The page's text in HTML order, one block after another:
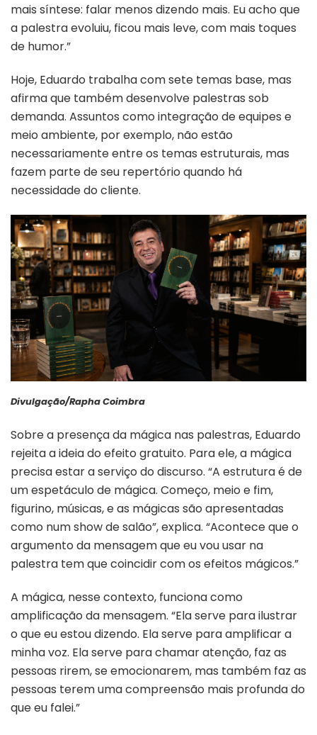
mais síntese: falar menos dizendo mais. Eu acho que
a palestra evoluiu, ficou mais leve, com mais toques
de humor.”
Hoje, Eduardo trabalha com sete temas base, mas
afirma que também desenvolve palestras sob
demanda. Assuntos como integração de equipes e
meio ambiente, por exemplo, não estão
necessariamente entre os temas estruturais, mas
fazem parte de seu repertório quando há
necessidade do cliente.
Divulgação/Rapha Coimbra
Sobre a presença da mágica nas palestras, Eduardo
rejeita a ideia do efeito gratuito. Para ele, a mágica
precisa estar a serviço do discurso. “A estrutura é de
um espetáculo de mágica. Começo, meio e fim,
figurino, músicas, e as mágicas são apresentadas
como num show de salão”, explica. “Acontece que o
argumento da mensagem que eu vou usar na
palestra tem que coincidir com os efeitos mágicos.”
A mágica, nesse contexto, funciona como
amplificação da mensagem. “Ela serve para ilustrar
o que eu estou dizendo. Ela serve para amplificar a
minha voz. Ela serve para chamar atenção, faz as
pessoas rirem, se emocionarem, mas também faz as
pessoas terem uma compreensão mais profunda do
que eu falei.”